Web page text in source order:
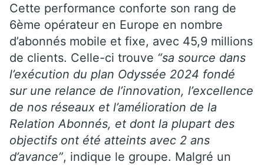
Cette performance conforte son rang de
6ème opérateur en Europe en nombre
d’abonnés mobile et fixe, avec 45,9 millions
de clients. Celle-ci trouve “sa source dans
l’exécution du plan Odyssée 2024 fondé
sur une relance de l’innovation, l’excellence
de nos réseaux et l’amélioration de la
Relation Abonnés, et dont la plupart des
objectifs ont été atteints avec 2 ans
d’avance”, indique le groupe. Malgré un